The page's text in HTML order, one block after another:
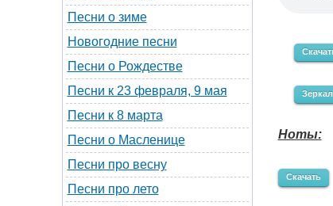
Песни о зиме
Новогодние песни
Песни о Рождестве
Песни к 23 февраля, 9 мая
Песни к 8 марта
Песни о Масленице
Песни про весну
Песни про лето
Ноты:
Скачать